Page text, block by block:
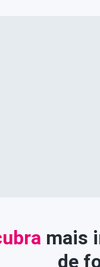
mais
de